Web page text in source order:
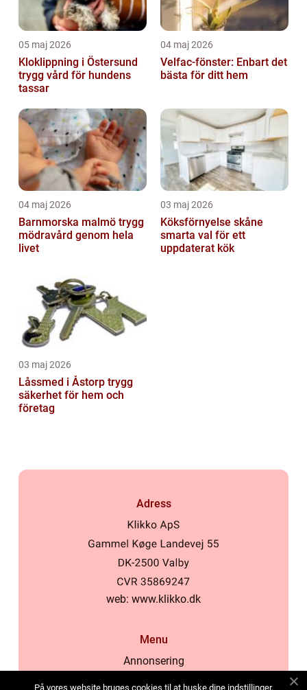
05 maj 2026
Kloklippning i Östersund
trygg vård för hundens
tassar
04 maj 2026
Velfac-fönster: Enbart det
bästa för ditt hem
04 maj 2026
Barnmorska malmö trygg
mödravård genom hela
livet
03 maj 2026
Köksförnyelse skåne
smarta val för ett
uppdaterat kök
03 maj 2026
Låssmed i Åstorp trygg
säkerhet för hem och
företag
Adress
web: www.klikko.dk
Menu
Annonsering
På vores website bruges cookies til at huske dine indstillinger,